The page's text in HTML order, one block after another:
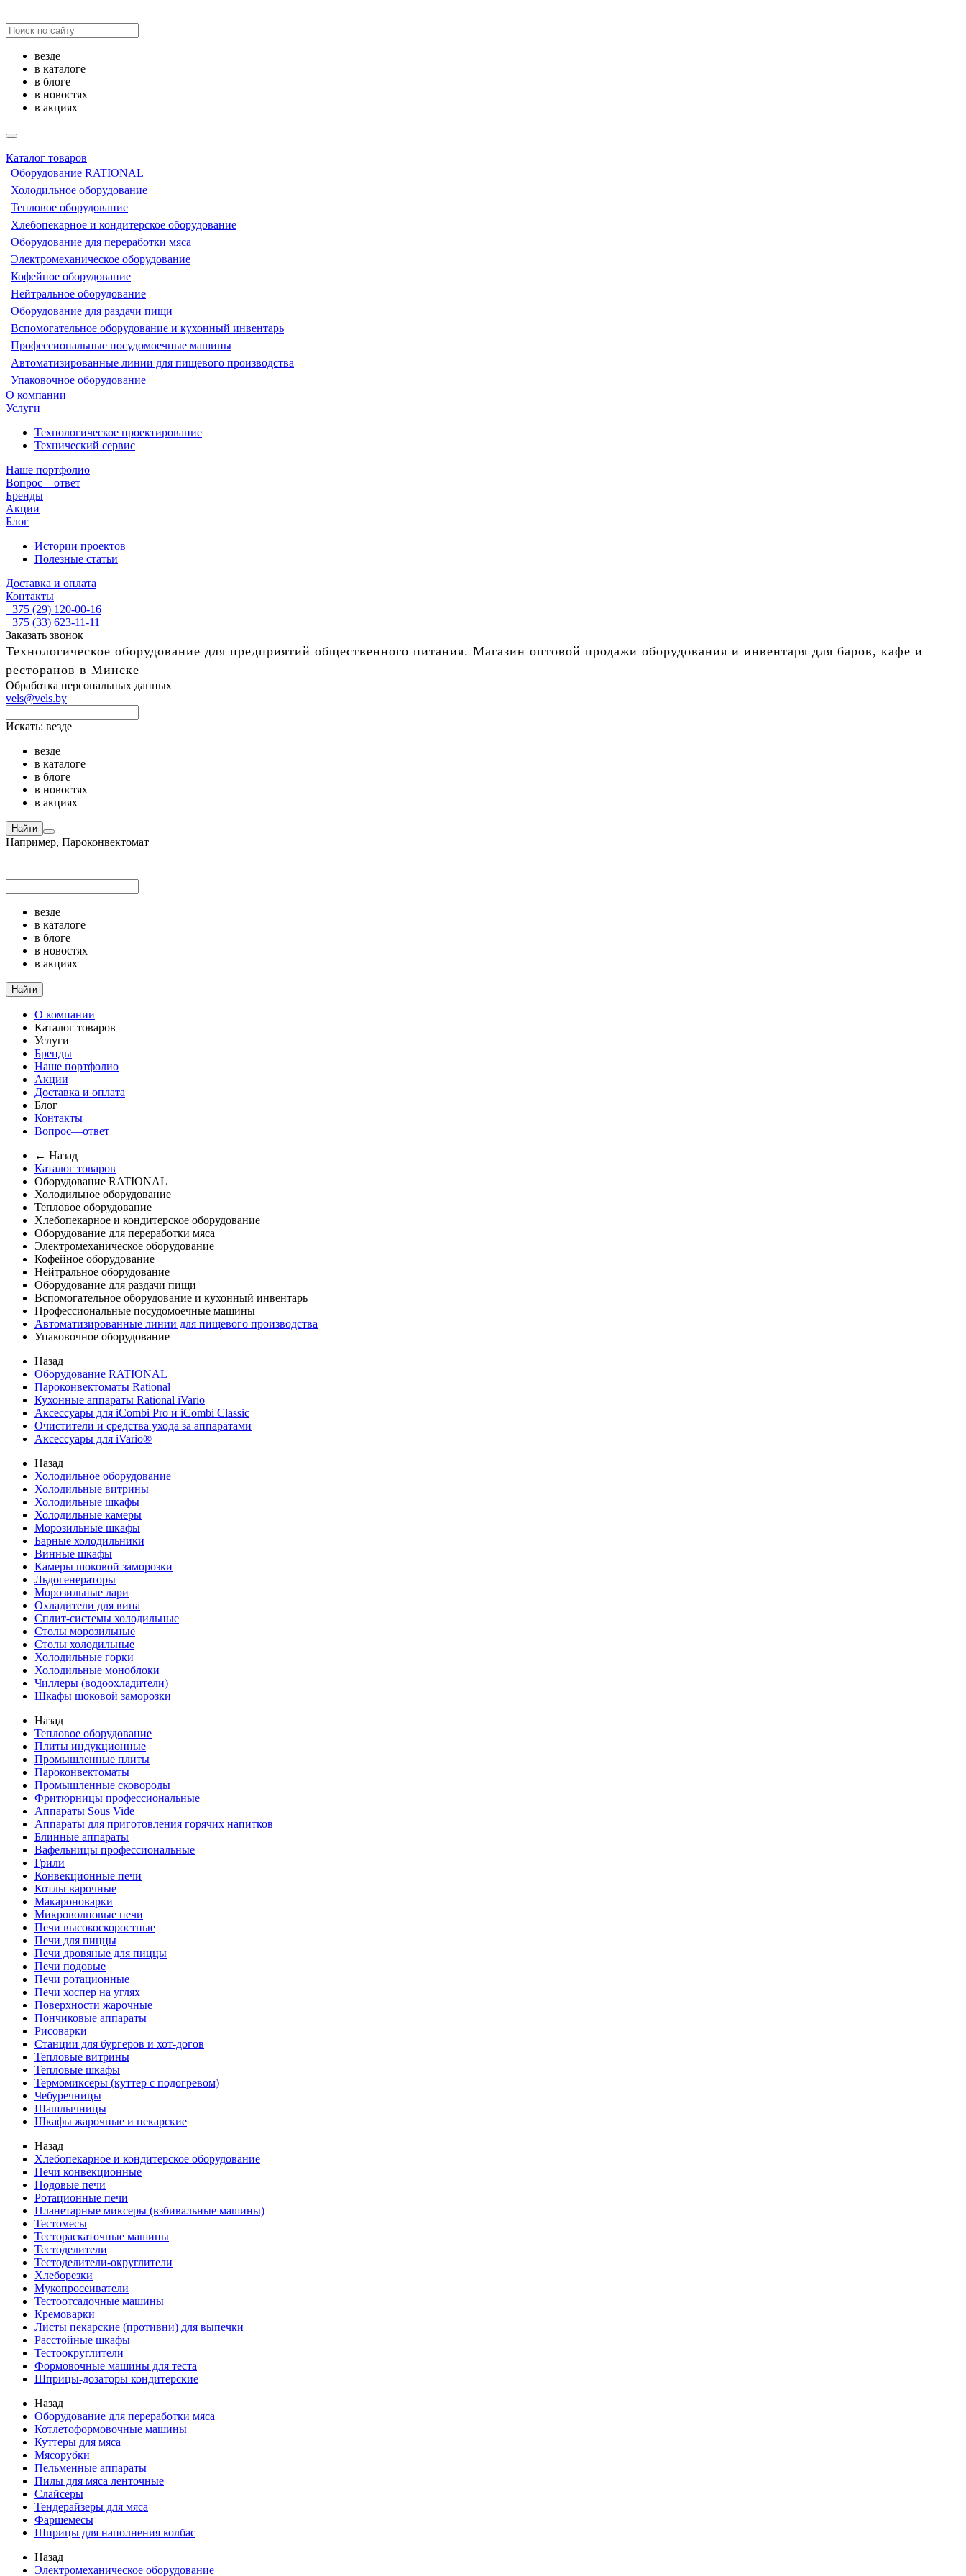
везде
в каталоге
в блоге
в новостях
в акциях
Каталог товаров
Оборудование RATIONAL
Холодильное оборудование
Тепловое оборудование
Хлебопекарное и кондитерское оборудование
Оборудование для переработки мяса
Электромеханическое оборудование
Кофейное оборудование
Нейтральное оборудование
Оборудование для раздачи пищи
Вспомогательное оборудование и кухонный инвентарь
Профессиональные посудомоечные машины
Автоматизированные линии для пищевого производства
Упаковочное оборудование
О компании
Услуги
Технологическое проектирование
Технический сервис
Наше портфолио
Вопрос—ответ
Бренды
Акции
Блог
Истории проектов
Полезные статьи
Доставка и оплата
Контакты
+375 (29) 120-00-16
+375 (33) 623-11-11
Заказать звонок
Технологическое оборудование для предприятий общественного питания. Магазин оптовой продажи оборудования и инвентаря для баров, кафе и
ресторанов в Минске
Обработка персональных данных
vels@vels.by
Искать: везде
везде
в каталоге
в блоге
в новостях
в акциях
Найти
Например, Пароконвектомат
везде
в каталоге
в блоге
в новостях
в акциях
Найти
О компании
Каталог товаров
Услуги
Бренды
Наше портфолио
Акции
Доставка и оплата
Блог
Контакты
Вопрос—ответ
← Назад
Каталог товаров
Оборудование RATIONAL
Холодильное оборудование
Тепловое оборудование
Хлебопекарное и кондитерское оборудование
Оборудование для переработки мяса
Электромеханическое оборудование
Кофейное оборудование
Нейтральное оборудование
Оборудование для раздачи пищи
Вспомогательное оборудование и кухонный инвентарь
Профессиональные посудомоечные машины
Автоматизированные линии для пищевого производства
Упаковочное оборудование
Назад
Оборудование RATIONAL
Пароконвектоматы Rational
Кухонные аппараты Rational iVario
Аксессуары для iCombi Pro и iCombi Classic
Очистители и средства ухода за аппаратами
Аксессуары для iVario®
Назад
Холодильное оборудование
Холодильные витрины
Холодильные шкафы
Холодильные камеры
Морозильные шкафы
Барные холодильники
Винные шкафы
Камеры шоковой заморозки
Льдогенераторы
Морозильные лари
Охладители для вина
Сплит-системы холодильные
Столы морозильные
Столы холодильные
Холодильные горки
Холодильные моноблоки
Чиллеры (водоохладители)
Шкафы шоковой заморозки
Назад
Тепловое оборудование
Плиты индукционные
Промышленные плиты
Пароконвектоматы
Промышленные сковороды
Фритюрницы профессиональные
Аппараты Sous Vide
Аппараты для приготовления горячих напитков
Блинные аппараты
Вафельницы профессиональные
Грили
Конвекционные печи
Котлы варочные
Макароноварки
Микроволновые печи
Печи высокоскоростные
Печи для пиццы
Печи дровяные для пиццы
Печи подовые
Печи ротационные
Печи хоспер на углях
Поверхности жарочные
Пончиковые аппараты
Рисоварки
Станции для бургеров и хот-догов
Тепловые витрины
Тепловые шкафы
Термомиксеры (куттер с подогревом)
Чебуречницы
Шашлычницы
Шкафы жарочные и пекарские
Назад
Хлебопекарное и кондитерское оборудование
Печи конвекционные
Подовые печи
Ротационные печи
Планетарные миксеры (взбивальные машины)
Тестомесы
Тестораскаточные машины
Тестоделители
Тестоделители-округлители
Хлеборезки
Мукопросеиватели
Тестоотсадочные машины
Кремоварки
Листы пекарские (противни) для выпечки
Расстойные шкафы
Тестоокруглители
Формовочные машины для теста
Шприцы-дозаторы кондитерские
Назад
Оборудование для переработки мяса
Котлетоформовочные машины
Куттеры для мяса
Мясорубки
Пельменные аппараты
Пилы для мяса ленточные
Слайсеры
Тендерайзеры для мяса
Фаршемесы
Шприцы для наполнения колбас
Назад
Электромеханическое оборудование